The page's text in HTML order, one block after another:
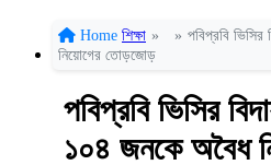
Home শিক্ষা » » পবিপ্রবি
নিয়োগের তোড়জোড়
পবিপ্রবি ভিসির
১০৪ জনকে অবৈধ